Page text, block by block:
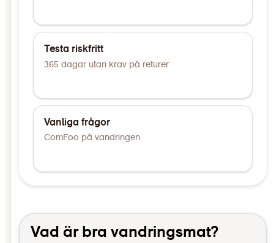
Testa riskfritt
365 dagar utan krav på returer
Vanliga frågor
ComFoo på vandringen
Vad är bra vandringsmat?